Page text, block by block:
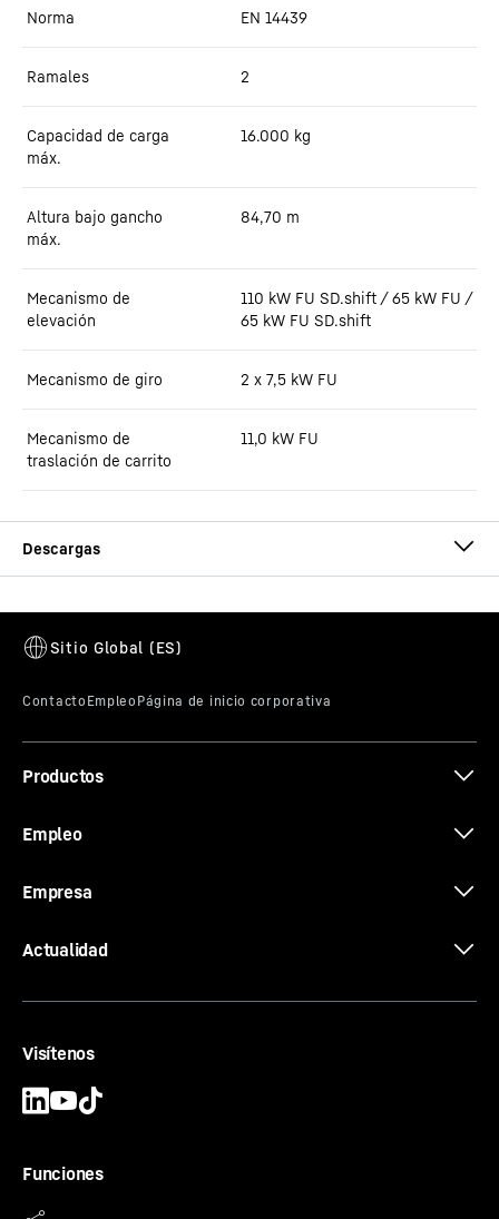
Norma EN 14439
Ramales 2
Capacidad de carga
máx.
16.000 kg
Altura bajo gancho
máx.
84,70 m
Mecanismo de
elevación
110 kW FU SD.shift / 65 kW FU /
65 kW FU SD.shift
Mecanismo de giro 2 x 7,5 kW FU
Mecanismo de
traslación de carrito
11,0 kW FU
Productos
Empleo
Empresa
Actualidad
Visítenos
Funciones